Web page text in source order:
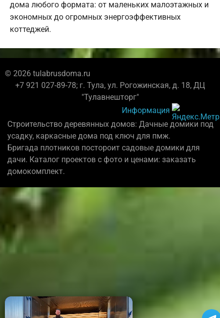
дома любого формата: от маленьких малоэтажных и
экономных до огромных энергоэффективных
коттеджей.
© 2026 tulabrusdoma.ru
+7 921 027-89-78; г. Тула, ул. Рогожинская, д. 18, ДЦ
"Тулавнешторг"
Информация
Строительство деревянных домов: Дачные домики под
усадку, каркасные дома под ключ для пмж.
Бригада плотников постороит садовые домики для
дачи. Каталог проектов с фото и ценами: заказать
домокомплект.